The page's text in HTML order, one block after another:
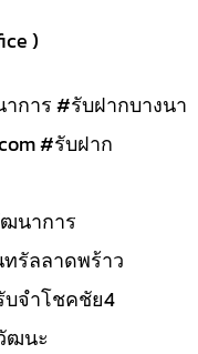
)
การ #รับฝากบางนา
#รับฝาก
นาการ
รัลลาดพร้าว
จำโชคชัย4
ฒนะ